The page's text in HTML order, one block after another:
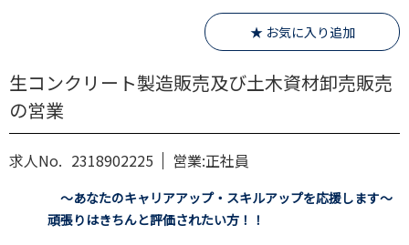
★ お気に入り追加
生コンクリート製造販売及び土木資材卸売販売
の営業
求人No. 2318902225 営業:正社員
～あなたのキャリアアップ・スキルアップを応援します～
頑張りはきちんと評価されたい方！！